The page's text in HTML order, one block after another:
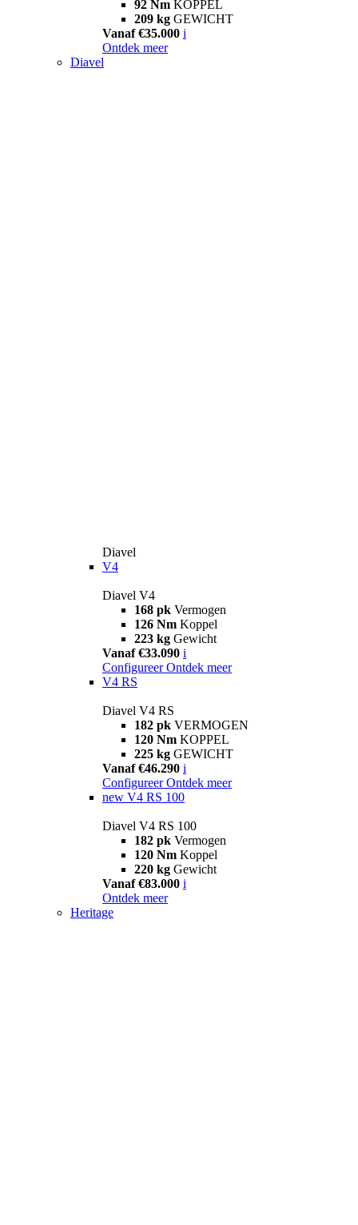
92 Nm KOPPEL
209 kg GEWICHT
Vanaf €35.000 i
Ontdek meer
Diavel
Diavel
V4
Diavel V4
168 pk Vermogen
126 Nm Koppel
223 kg Gewicht
Vanaf €33.090 i
Configureer Ontdek meer
V4 RS
Diavel V4 RS
182 pk VERMOGEN
120 Nm KOPPEL
225 kg GEWICHT
Vanaf €46.290 i
Configureer Ontdek meer
new V4 RS 100
Diavel V4 RS 100
182 pk Vermogen
120 Nm Koppel
220 kg Gewicht
Vanaf €83.000 i
Ontdek meer
Heritage